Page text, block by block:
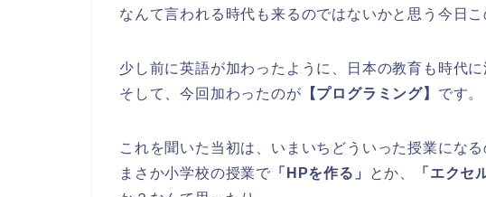
なんて言われる時代も来るのではないかと思う今日こ
少し前に英語が加わったように、日本の教育も時代に
そして、今回加わったのが 【プログラミング】 です。
これを聞いた当初は、いまいちどういった授業にな
まさか小学校の授業で 「HPを作る」 とか、 「エクセ